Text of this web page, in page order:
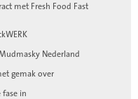
met Fresh Food Fast
Nederland
gemak over
fase in